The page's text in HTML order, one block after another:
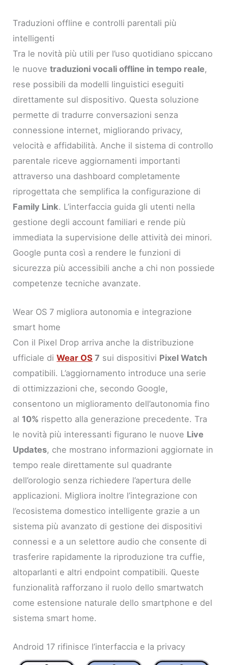
Traduzioni offline e controlli parentali più
intelligenti
Tra le novità più utili per l’uso quotidiano spiccano
le nuovetraduzioni vocali offline in tempo reale,
rese possibili da modelli linguistici eseguiti
direttamente sul dispositivo. Questa soluzione
permette di tradurre conversazioni senza
connessione internet, migliorando privacy,
velocità e affidabilità. Anche il sistema di controllo
parentale riceve aggiornamenti importanti
attraverso una dashboard completamente
riprogettata che semplifica la configurazione di
Family Link. L’interfaccia guida gli utenti nella
gestione degli account familiari e rende più
immediata la supervisione delle attività dei minori.
Google punta così a rendere le funzioni di
sicurezza più accessibili anche a chi non possiede
competenze tecniche avanzate.
Wear OS 7 migliora autonomia e integrazione
smart home
Con il Pixel Drop arriva anche la distribuzione
ufficiale diWear OS 7 sui dispositivi Pixel Watch
compatibili. L’aggiornamento introduce una serie
di ottimizzazioni che, secondo Google,
consentono un miglioramento dell’autonomia fino
al 10% rispetto alla generazione precedente. Tra
le novità più interessanti figurano le nuove Live
Updates, che mostrano informazioni aggiornate in
tempo reale direttamente sul quadrante
dell’orologio senza richiedere l’apertura delle
applicazioni. Migliora inoltre l’integrazione con
l’ecosistema domestico intelligente grazie a un
sistema più avanzato di gestione dei dispositivi
connessi e a un selettore audio che consente di
trasferire rapidamente la riproduzione tra cuffie,
altoparlanti e altri endpoint compatibili. Queste
funzionalità rafforzano il ruolo dello smartwatch
come estensione naturale dello smartphone e del
sistema smart home.
Android 17 rifinisce l’interfaccia e la privacy